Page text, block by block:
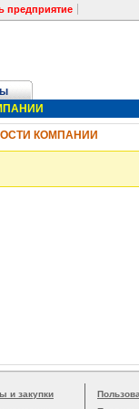
предприятие
КОМПАНИИ
и закупки